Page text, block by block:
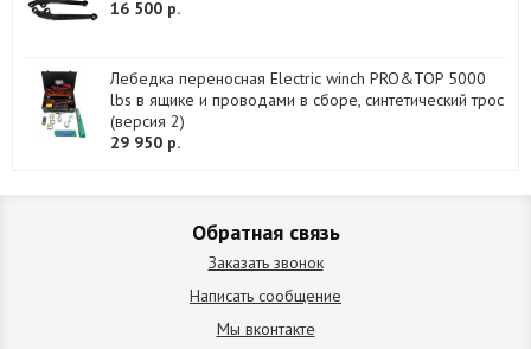
16 500 р.
Лебедка переносная Electric winch PRO&TOP 5000
lbs в ящике и проводами в сборе, синтетический трос
(версия 2)
29 950 р.
Обратная связь
Заказать звонок
Написать сообщение
Мы вконтакте